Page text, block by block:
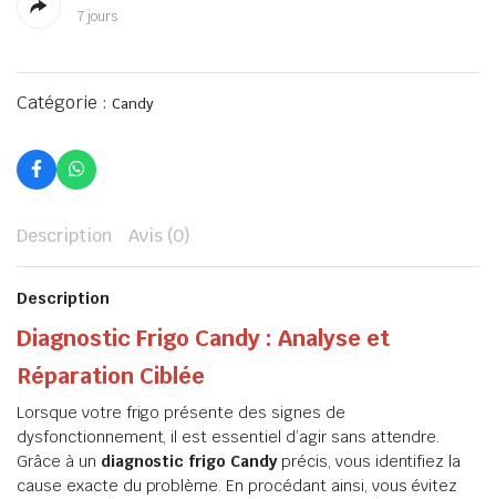
7 jours
Catégorie : Candy
Description Avis (0)
Description
Diagnostic Frigo Candy : Analyse et
Réparation Ciblée
Lorsque votre frigo présente des signes de
dysfonctionnement, il est essentiel d’agir sans attendre.
Grâce à un diagnostic frigo Candyprécis, vous identifiez la
cause exacte du problème. En procédant ainsi, vous évitez